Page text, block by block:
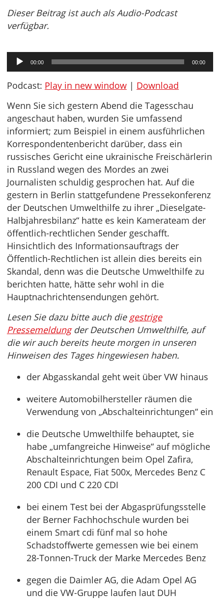
Dieser Beitrag ist auch als Audio-Podcast
verfügbar.
Audio-
Player
00:00 00:00
Podcast: Play in new window | Download
Wenn Sie sich gestern Abend die Tagesschau
angeschaut haben, wurden Sie umfassend
informiert; zum Beispiel in einem ausführlichen
Korrespondentenbericht darüber, dass ein
russisches Gericht eine ukrainische Freischärlerin
in Russland wegen des Mordes an zwei
Journalisten schuldig gesprochen hat. Auf die
gestern in Berlin stattgefundene Pressekonferenz
der Deutschen Umwelthilfe zu ihrer „Dieselgate-
Halbjahresbilanz“ hatte es kein Kamerateam der
öffentlich-rechtlichen Sender geschafft.
Hinsichtlich des Informationsauftrags der
Öffentlich-Rechtlichen ist allein dies bereits ein
Skandal, denn was die Deutsche Umwelthilfe zu
berichten hatte, hätte sehr wohl in die
Hauptnachrichtensendungen gehört.
Lesen Sie dazu bitte auch die gestrige
Pressemeldungder Deutschen Umwelthilfe, auf
die wir auch bereits heute morgen in unseren
Hinweisen des Tages hingewiesen haben.
der Abgasskandal geht weit über VW hinaus
weitere Automobilhersteller räumen die
Verwendung von „Abschalteinrichtungen“ ein
die Deutsche Umwelthilfe behauptet, sie
habe „umfangreiche Hinweise“ auf mögliche
Abschalteinrichtungen beim Opel Zafira,
Renault Espace, Fiat 500x, Mercedes Benz C
200 CDI und C 220 CDI
bei einem Test bei der Abgasprüfungsstelle
der Berner Fachhochschule wurden bei
einem Smart cdi fünf mal so hohe
Schadstoffwerte gemessen wie bei einem
28-Tonnen-Truck der Marke Mercedes Benz
gegen die Daimler AG, die Adam Opel AG
und die VW-Gruppe laufen laut DUH